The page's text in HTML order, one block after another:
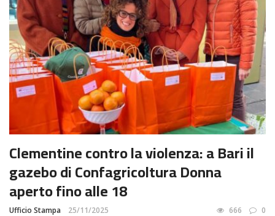
Clementine contro la violenza: a Bari il
gazebo di Confagricoltura Donna
aperto fino alle 18
Ufficio Stampa 25/11/2025 666 0